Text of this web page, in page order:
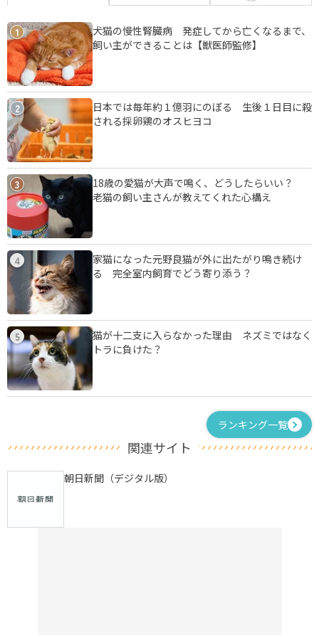
1
犬猫の慢性腎臓病 発症してから亡くなるまで、
飼い主ができることは【獣医師監修】
2
日本では毎年約１億羽にのぼる 生後１日目に殺
される採卵鶏のオスヒヨコ
3
18歳の愛猫が大声で鳴く、どうしたらいい？
老猫の飼い主さんが教えてくれた心構え
4
家猫になった元野良猫が外に出たがり鳴き続け
る 完全室内飼育でどう寄り添う？
5
猫が十二支に入らなかった理由 ネズミではなく
トラに負けた？
ランキング一覧
関連サイト
朝日新聞（デジタル版）